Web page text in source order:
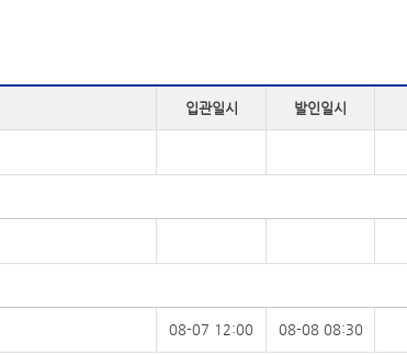
입관일시 발인일시
08-07 12:00 08-08 08:30